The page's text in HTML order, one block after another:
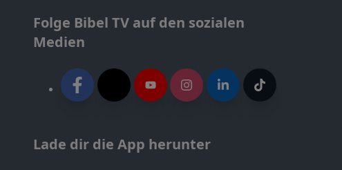
Folge Bibel TV auf den sozialen
Medien
Lade dir die App herunter